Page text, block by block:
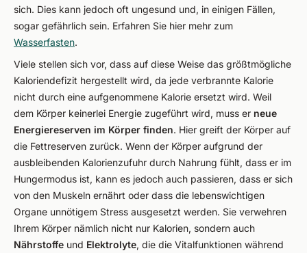
sich. Dies kann jedoch oft ungesund und, in einigen Fällen,
sogar gefährlich sein. Erfahren Sie hier mehr zum
Wasserfasten.
Viele stellen sich vor, dass auf diese Weise das größtmögliche
Kaloriendefizit hergestellt wird, da jede verbrannte Kalorie
nicht durch eine aufgenommene Kalorie ersetzt wird. Weil
dem Körper keinerlei Energie zugeführt wird, muss er neue
Energiereserven im Körper finden. Hier greift der Körper auf
die Fettreserven zurück. Wenn der Körper aufgrund der
ausbleibenden Kalorienzufuhr durch Nahrung fühlt, dass er im
Hungermodus ist, kann es jedoch auch passieren, dass er sich
von den Muskeln ernährt oder dass die lebenswichtigen
Organe unnötigem Stress ausgesetzt werden. Sie verwehren
Ihrem Körper nämlich nicht nur Kalorien, sondern auch
Nährstoffe und Elektrolyte, die die Vitalfunktionen während